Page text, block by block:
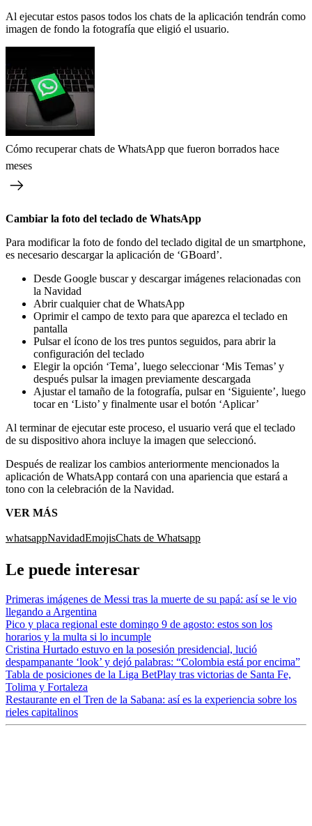
Al ejecutar estos pasos todos los chats de la aplicación tendrán como
imagen de fondo la fotografía que eligió el usuario.
Cómo recuperar chats de WhatsApp que fueron borrados hace
meses
Cambiar la foto del teclado de WhatsApp
Para modificar la foto de fondo del teclado digital de un smartphone,
es necesario descargar la aplicación de ‘GBoard’.
Desde Google buscar y descargar imágenes relacionadas con
la Navidad
Abrir cualquier chat de WhatsApp
Oprimir el campo de texto para que aparezca el teclado en
pantalla
Pulsar el ícono de los tres puntos seguidos, para abrir la
configuración del teclado
Elegir la opción ‘Tema’, luego seleccionar ‘Mis Temas’ y
después pulsar la imagen previamente descargada
Ajustar el tamaño de la fotografía, pulsar en ‘Siguiente’, luego
tocar en ‘Listo’ y finalmente usar el botón ‘Aplicar’
Al terminar de ejecutar este proceso, el usuario verá que el teclado
de su dispositivo ahora incluye la imagen que seleccionó.
Después de realizar los cambios anteriormente mencionados la
aplicación de WhatsApp contará con una apariencia que estará a
tono con la celebración de la Navidad.
VER MÁS
whatsappNavidadEmojisChats de Whatsapp
Le puede interesar
Primeras imágenes de Messi tras la muerte de su papá: así se le vio
llegando a Argentina
Pico y placa regional este domingo 9 de agosto: estos son los
horarios y la multa si lo incumple
Cristina Hurtado estuvo en la posesión presidencial, lució
despampanante ‘look’ y dejó palabras: “Colombia está por encima”
Tabla de posiciones de la Liga BetPlay tras victorias de Santa Fe,
Tolima y Fortaleza
Restaurante en el Tren de la Sabana: así es la experiencia sobre los
rieles capitalinos